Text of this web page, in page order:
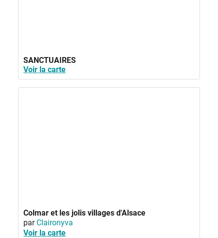
SANCTUAIRES
Voir la carte
Colmar et les jolis villages d'Alsace
par Claironyva
Voir la carte